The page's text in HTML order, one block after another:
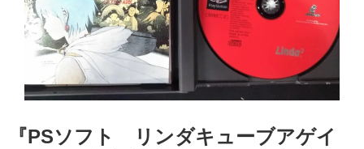
『PSソフト リンダキューブアゲイ